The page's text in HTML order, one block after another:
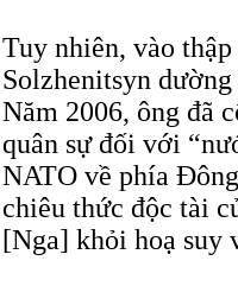
Tuy nhiên, vào
Solzhenitsyn
Năm 2006, ông đã
quân sự đối với
NATO về phía
chiêu thức độc tài
[Nga] khỏi hoạ suy